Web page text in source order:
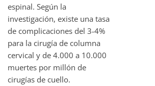
espinal. Según la
investigación, existe una tasa
de complicaciones del 3-4%
para la cirugía de columna
cervical y de 4.000 a 10.000
muertes por millón de
cirugías de cuello.